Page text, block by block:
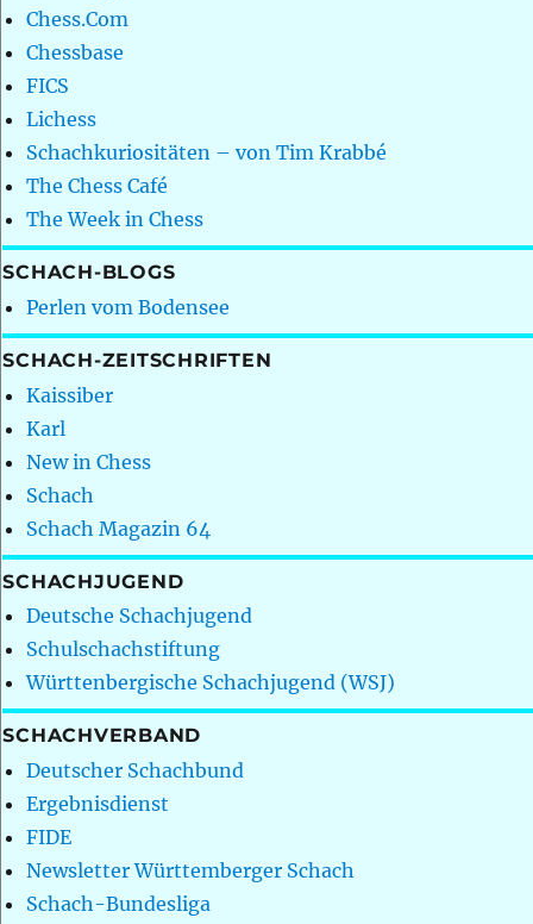
Chess.Com
Chessbase
FICS
Lichess
Schachkuriositäten – von Tim Krabbé
The Chess Café
The Week in Chess
SCHACH-BLOGS
Perlen vom Bodensee
SCHACH-ZEITSCHRIFTEN
Kaissiber
Karl
New in Chess
Schach
Schach Magazin 64
SCHACHJUGEND
Deutsche Schachjugend
Schulschachstiftung
Württenbergische Schachjugend (WSJ)
SCHACHVERBAND
Deutscher Schachbund
Ergebnisdienst
FIDE
Newsletter Württemberger Schach
Schach-Bundesliga